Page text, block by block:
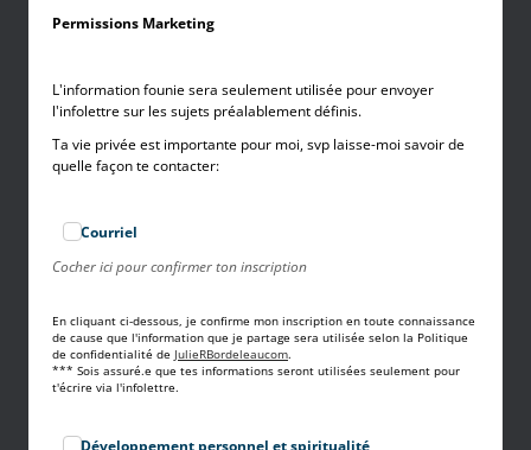
Permissions Marketing
L'information founie sera seulement utilisée pour envoyer
l'infolettre sur les sujets préalablement définis.
Ta vie privée est importante pour moi, svp laisse-moi savoir de
quelle façon te contacter:
Courriel
Cocher ici pour confirmer ton inscription
En cliquant ci-dessous, je confirme mon inscription en toute connaissance
de cause que l'information que je partage sera utilisée selon la Politique
de confidentialité de JulieRBordeleaucom.
*** Sois assuré.e que tes informations seront utilisées seulement pour
t'écrire via l'infolettre.
Développement personnel et spiritualité